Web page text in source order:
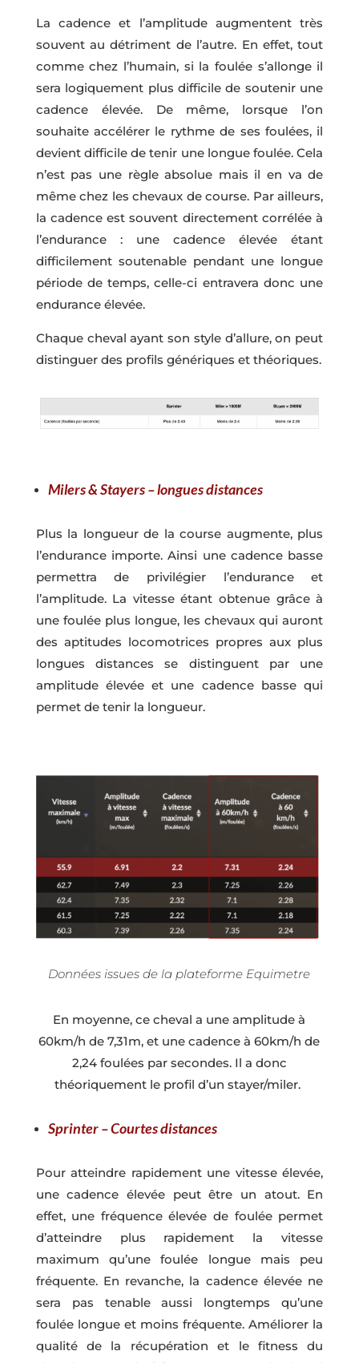
La cadence et l’amplitude augmentent très
souvent au détriment de l’autre. En effet, tout
comme chez l’humain, si la foulée s’allonge il
sera logiquement plus difficile de soutenir une
cadence élevée. De même, lorsque l’on
souhaite accélérer le rythme de ses foulées, il
devient difficile de tenir une longue foulée. Cela
n’est pas une règle absolue mais il en va de
même chez les chevaux de course. Par ailleurs,
la cadence est souvent directement corrélée à
l’endurance : une cadence élevée étant
difficilement soutenable pendant une longue
période de temps, celle-ci entravera donc une
endurance élevée.
Chaque cheval ayant son style d’allure, on peut
distinguer des profils génériques et théoriques.
Milers & Stayers – longues distances
Plus la longueur de la course augmente, plus
l’endurance importe. Ainsi une cadence basse
permettra de privilégier l’endurance et
l’amplitude. La vitesse étant obtenue grâce à
une foulée plus longue, les chevaux qui auront
des aptitudes locomotrices propres aux plus
longues distances se distinguent par une
amplitude élevée et une cadence basse qui
permet de tenir la longueur.
Données issues de la plateforme Equimetre
En moyenne, ce cheval a une amplitude à
60km/h de 7,31m, et une cadence à 60km/h de
2,24 foulées par secondes. Il a donc
théoriquement le profil d’un stayer/miler.
Sprinter – Courtes distances
Pour atteindre rapidement une vitesse élevée,
une cadence élevée peut être un atout. En
effet, une fréquence élevée de foulée permet
d’atteindre plus rapidement la vitesse
maximum qu’une foulée longue mais peu
fréquente. En revanche, la cadence élevée ne
sera pas tenable aussi longtemps qu’une
foulée longue et moins fréquente. Améliorer la
qualité de la récupération et le fitness du